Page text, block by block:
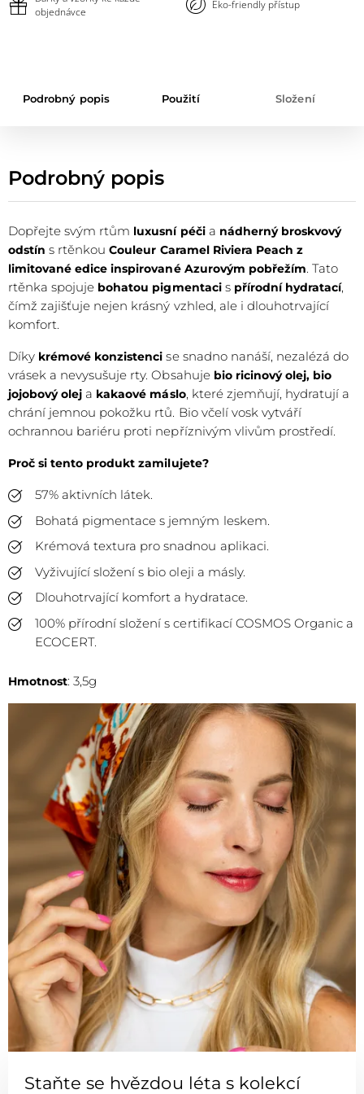
objednávce
Eko-friendly přístup
Podrobný popis Použití Složení
Podrobný popis
Dopřejte svým rtům luxusní péčia nádherný broskvový
odstín s rtěnkou Couleur Caramel Riviera Peach z
limitované edice inspirované Azurovým pobřežím. Tato
rtěnka spojuje bohatou pigmentaci s přírodní hydratací,
čímž zajišťuje nejen krásný vzhled, ale i dlouhotrvající
komfort.
Díky krémové konzistenci se snadno nanáší, nezalézá do
vrásek a nevysušuje rty. Obsahuje bio ricinový olej, bio
jojobový olej a kakaové máslo, které zjemňují, hydratují a
chrání jemnou pokožku rtů. Bio včelí vosk vytváří
ochrannou bariéru proti nepříznivým vlivům prostředí.
Proč si tento produkt zamilujete?
57% aktivních látek.
Bohatá pigmentace s jemným leskem.
Krémová textura pro snadnou aplikaci.
Vyživující složení s bio oleji a másly.
Dlouhotrvající komfort a hydratace.
100% přírodní složení s certifikací COSMOS Organic a
ECOCERT.
Hmotnost: 3,5g
Staňte se hvězdou léta s kolekcí